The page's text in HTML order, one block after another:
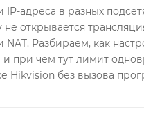
IP-адреса в разных
открывается
Разбираем, как
и при чем тут лимит
Hikvision без вызова